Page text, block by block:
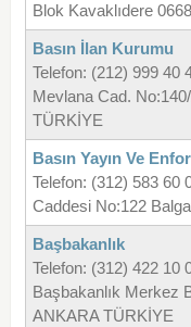
Blok Kavaklıdere
Basın İlan Kurumu
Telefon: (212) 999 40
Mevlana Cad.
TÜRKİYE
Basın Yayın Ve
Telefon: (312) 583 60
Caddesi No:122
Başbakanlık
Telefon: (312) 422 10
Başbakanlık Merkez
ANKARA TÜRKİYE